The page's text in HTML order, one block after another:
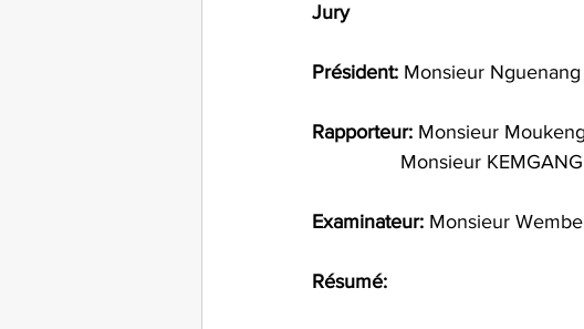
Jury
Président: Monsieur
Rapporteur: Monsieur
Monsieur
Examinateur: Monsieur
Résumé: